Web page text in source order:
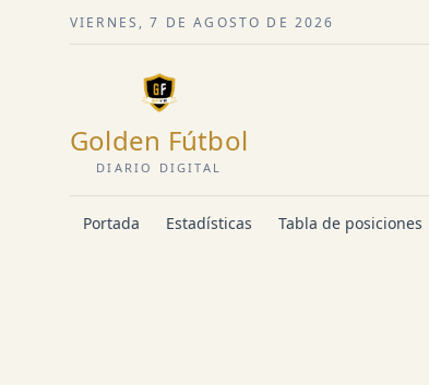
VIERNES, 7 DE AGOSTO DE 2026
Golden Fútbol
DIARIO DIGITAL
Portada Estadísticas Tabla de posiciones